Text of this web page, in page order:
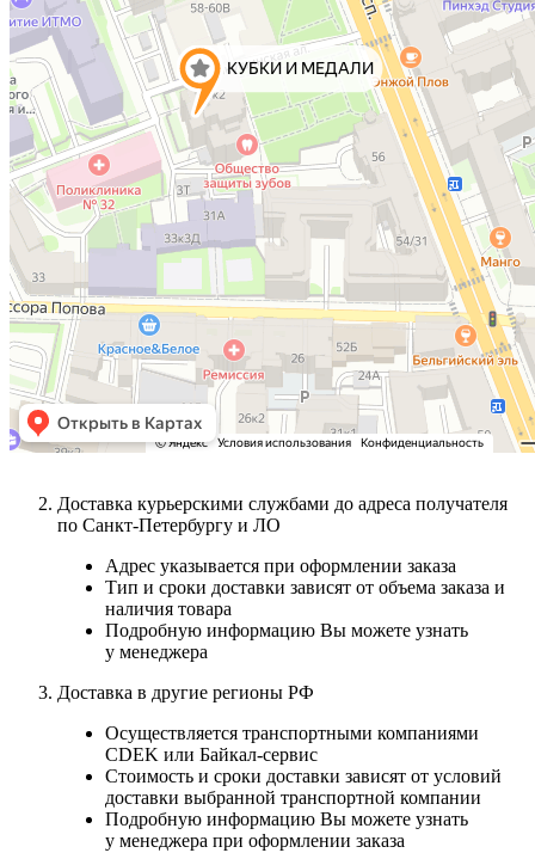
Доставка курьерскими службами до адреса получателя
по Санкт-Петербургу и ЛО
Адрес указывается при оформлении заказа
Тип и сроки доставки зависят от объема заказа и
наличия товара
Подробную информацию Вы можете узнать
у менеджера
Доставка в другие регионы РФ
Осуществляется транспортными компаниями
CDEK или Байкал-сервис
Стоимость и сроки доставки зависят от условий
доставки выбранной транспортной компании
Подробную информацию Вы можете узнать
у менеджера при оформлении заказа